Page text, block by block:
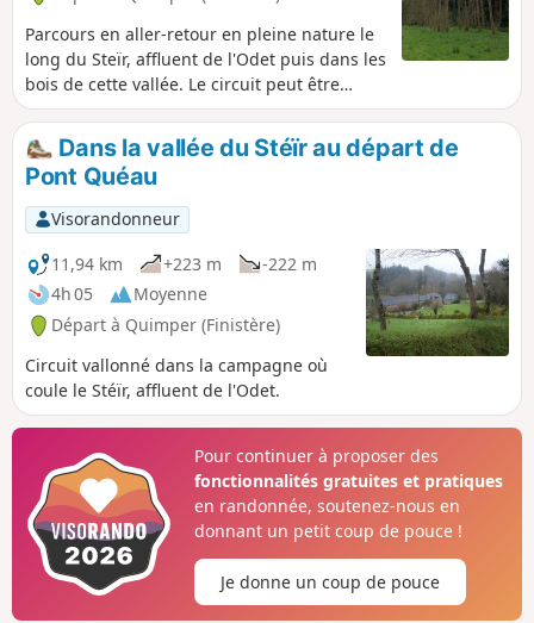
Parcours en aller-retour en pleine nature le
long du Steïr, affluent de l'Odet puis dans les
bois de cette vallée. Le circuit peut être
ponctué par le passage sur deux ponts du
TER reliant Quimper à Landerneau. Sur le
parcours, la Chapelle de Menfouest et la
Manoir de Kergadou.
Dans la vallée du Stéïr au départ de
Pont Quéau
Visorandonneur
11,94 km
+223 m
-222 m
4h 05
Moyenne
Départ à Quimper (Finistère)
Circuit vallonné dans la campagne où
coule le Stéïr, affluent de l'Odet.
Pour continuer à proposer des
fonctionnalités gratuites et pratiques
en randonnée, soutenez-nous en
donnant un petit coup de pouce !
Je donne un coup de pouce